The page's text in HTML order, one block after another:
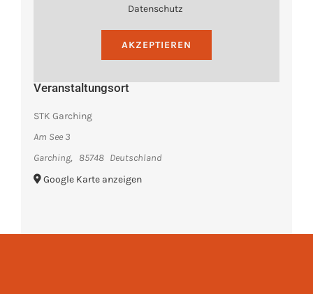
Veranstaltungsort
STK Garching
Am See 3
Garching, 85748 Deutschland
Google Karte anzeigen
Datenschutz
AKZEPTIEREN